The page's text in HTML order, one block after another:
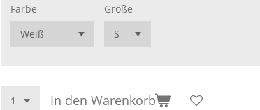
Farbe Größe
In den Warenkorb